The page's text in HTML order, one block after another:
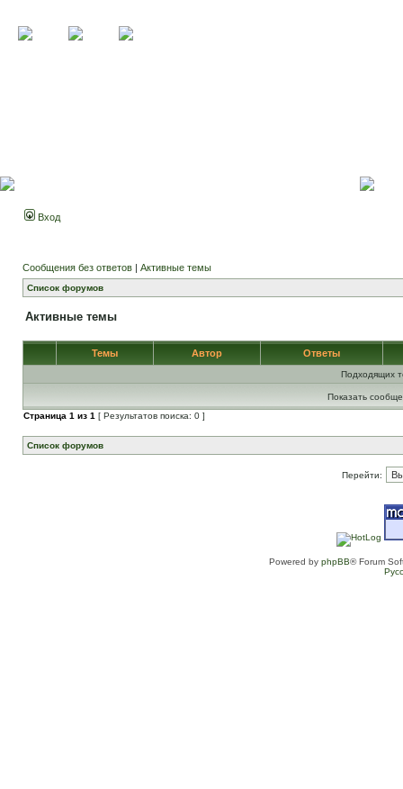
Вход
Сообщения без ответов | Активные темы
Список форумов
Активные темы
Темы Автор Ответы
Подходящих
Показать
Страница 1 из 1 [ Результатов поиска: 0 ]
Список форумов
Перейти:
Powered by phpBB® Forum